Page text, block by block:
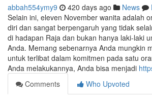
abbah554ymy9 420 days ago News
Selain ini, eleven November wanita adalah
diri dan sangat berpengaruh yang tidak
di hadapan Raja dan bukan hanya laki-laki
Anda. Memang sebenarnya Anda mungkin
untuk terlibat dalam komitmen pada satu
Anda melakukannya, Anda bisa menjadi
Comments
Who Upvoted